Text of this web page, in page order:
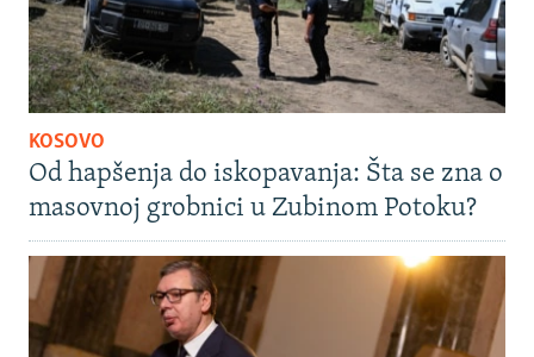
KOSOVO
Od hapšenja do iskopavanja: Šta se zna o
masovnoj grobnici u Zubinom Potoku?